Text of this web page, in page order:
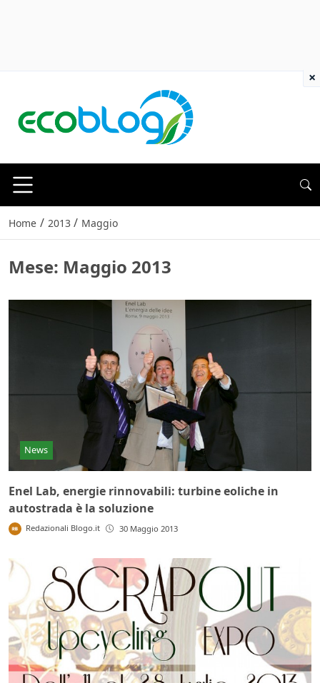
Home / 2013 / Maggio
Mese: Maggio 2013
News
Enel Lab, energie rinnovabili: turbine eoliche in
autostrada è la soluzione
Redazionali Blogo.it 30 Maggio 2013
×